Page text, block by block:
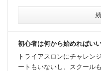
初心者は何から始めればい
トライアスロンにチャレン
ートもいないし、スクール